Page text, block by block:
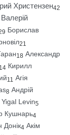
Христензен42
Валерій
Борислав
21
18 Александр
Кирилл
11 Агія
8 Андрій
Yigal Levin5
Кушнарь4
Донік4 Акім